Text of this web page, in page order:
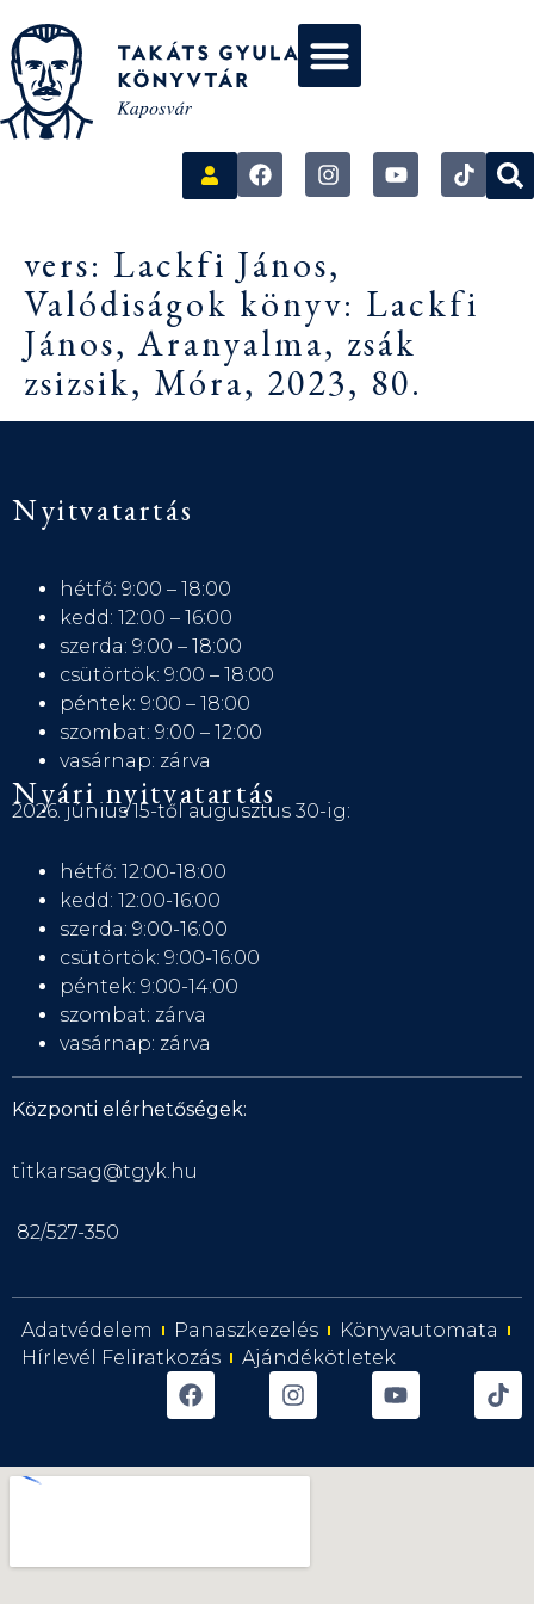
vers: Lackfi János,
Valódiságok könyv: Lackfi
János, Aranyalma, zsák
zsizsik, Móra, 2023, 80.
Nyitvatartás
hétfő: 9:00 – 18:00
kedd: 12:00 – 16:00
szerda: 9:00 – 18:00
csütörtök: 9:00 – 18:00
péntek: 9:00 – 18:00
szombat: 9:00 – 12:00
vasárnap: zárva
Nyári nyitvatartás
2026. június 15-től augusztus 30-ig:
hétfő: 12:00-18:00
kedd: 12:00-16:00
szerda: 9:00-16:00
csütörtök: 9:00-16:00
péntek: 9:00-14:00
szombat: zárva
vasárnap: zárva
Központi elérhetőségek:
titkarsag@tgyk.hu
82/527-350
Adatvédelem Panaszkezelés
Könyvautomata
Hírlevél Feliratkozás
Ajándékötletek